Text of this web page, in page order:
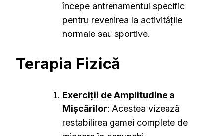
începe antrenamentul specific
pentru revenirea la activitățile
normale sau sportive.
Terapia Fizică
Exerciții de Amplitudine a
Mișcărilor: Acestea vizează
restabilirea gamei complete de